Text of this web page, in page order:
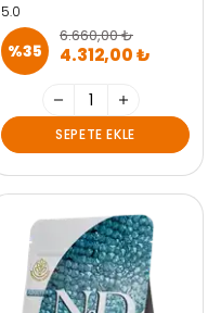
5.0
%35
6.660,00 ₺
4.312,00 ₺
SEPETE EKLE